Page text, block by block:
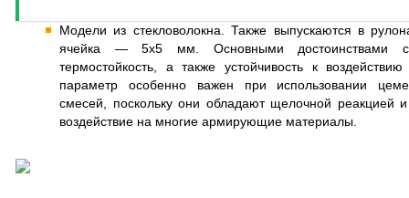
Модели из стекловолокна. Также выпускаются в
ячейка — 5х5 мм. Основными достоинствами
термостойкость, а также устойчивость к
параметр особенно важен при использовании
смесей, поскольку они обладают щелочной реакцией и
воздействие на многие армирующие материалы.